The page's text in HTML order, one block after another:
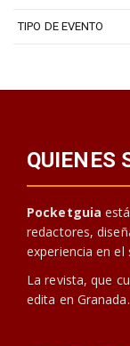
TIPO DE EVENTO
QUIENES
Pocketguia
redactores,
experiencia en
La revista, que
edita en Granada.